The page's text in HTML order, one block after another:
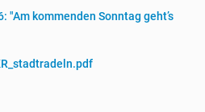
"Am kommenden Sonntag geht’s